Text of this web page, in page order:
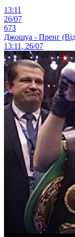
13:11
26/07
673
Джошуа - Пренг
13:11, 26/07